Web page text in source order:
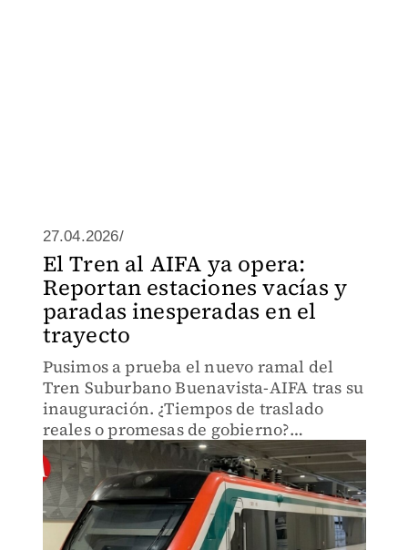
27.04.2026/
El Tren al AIFA ya opera:
Reportan estaciones vacías y
paradas inesperadas en el
trayecto
Pusimos a prueba el nuevo ramal del
Tren Suburbano Buenavista-AIFA tras su
inauguración. ¿Tiempos de traslado
reales o promesas de gobierno?
Descubre si conviene para tu próximo
vuelo.